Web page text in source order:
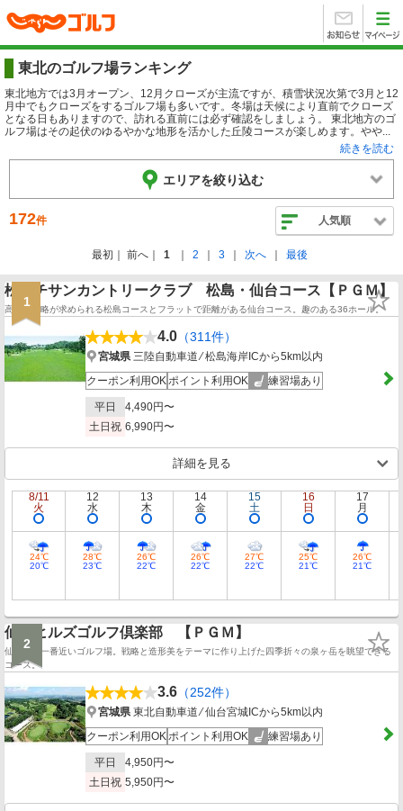
東北のゴルフ場ランキング
東北地方では3月オープン、12月クローズが主流ですが、積雪状況次第で3月と12
月中でもクローズをするゴルフ場も多いです。冬場は天候により直前でクローズ
となる日もありますので、訪れる直前には必ず確認をしましょう。 東北地方のゴ
ルフ場はその起伏のゆるやかな地形を活かした丘陵コースが楽しめます。やや...
続きを読む
エリアを絞り込む
172件 人気順
最初 前へ 1 2 3 次へ 最後
1
松島チサンカントリークラブ 松島・仙台コース【ＰＧＭ】
高度な戦略が求められる松島コースとフラットで距離がある仙台コース。趣のある36ホール。
4.0 （311件）
宮城県三陸自動車道 ⁄ 松島海岸ICから5km以内
クーポン利用OKポイント利用OK 練習場あり
平日
4,490円〜
土日祝 6,990円〜
詳細を見る
8/11
火
24℃
20℃
12
水
28℃
23℃
13
木
26℃
22℃
14
金
26℃
22℃
15
土
27℃
22℃
16
日
25℃
21℃
17
月
26℃
21℃
2
仙台ヒルズゴルフ倶楽部 【ＰＧＭ】
仙台駅に一番近いゴルフ場。戦略と造形美をテーマに作り上げた四季折々の泉ヶ岳を眺望できる
コース。
3.6 （252件）
宮城県東北自動車道 ⁄ 仙台宮城ICから5km以内
クーポン利用OKポイント利用OK 練習場あり
平日
4,950円〜
土日祝 5,950円〜